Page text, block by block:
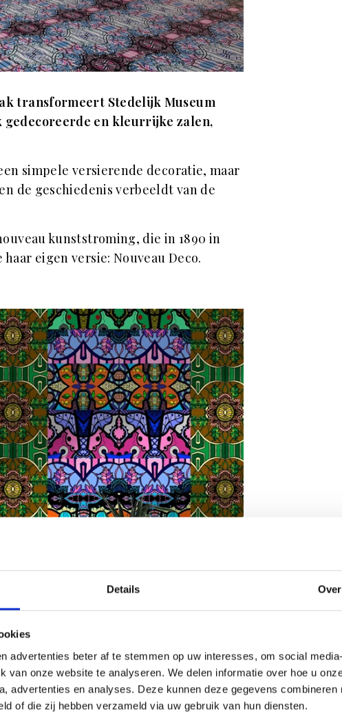
Details Over
advertenties beter af te stemmen op uw interesses, om social
van onze website te analyseren. We delen informatie over hoe u
advertenties en analyses. Deze kunnen deze gegevens combineren
of die zij hebben verzameld via uw gebruik van hun diensten.
transformeert Stedelijk Museum
gedecoreerde en kleurrijke zalen,
simpele versierende decoratie, maar
de geschiedenis verbeeldt van de
kunststroming, die in 1890 in
eigen versie: Nouveau Deco.